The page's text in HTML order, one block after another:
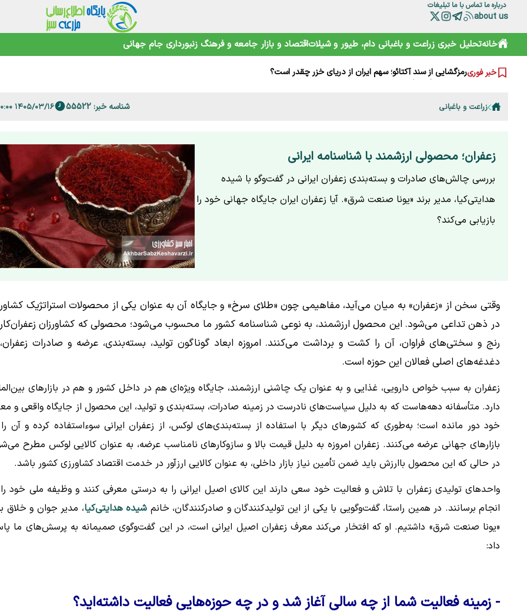
درباره ما تماس با ما تبلیغات
about us
خانهتحلیل خبری زراعت و باغبانی دام، طیور و شیلاتاقتصاد و بازار جامعه و فرهنگ زنبورداری جام جهانی
خبر فوری
چرا مصرف نان سبوس‌دار مفیدتر است؟
گرانی‌های فعلی نتیجه جنگ است یا بی‌تدبیری؟ پاسخ صریح لاهوتی
خامیز؛ کارپاچیوی ۱۵۰۰ ساله ساسانی که شما را غافلگیر می‌کند!
رمزگشایی از سند آکتائو؛ سهم ایران از دریای خزر چقدر است؟
سقوط آزاد گردشگری ایران؛ قربانی رانت دولتی و تحریم
خرید آسان «ناس» در سوپرمارکت‌ها؛ دامی دلربا برای کودکان
زراعت و باغبانی شناسه خبر: 55522 ۱۴۰۵/۰۳/۱۶ ۱۰:۰۰:۰۰
زعفران؛ محصولی ارزشمند با شناسنامه ایرانی
بررسی چالش‌های صادرات و بسته‌بندی زعفران ایرانی در گفت‌وگو با شیده
هدایتی‌کیا، مدیر برند «یونا صنعت شرق». آیا زعفران ایران جایگاه جهانی خود را
بازیابی می‌کند؟
وقتی سخن از «زعفران» به میان می‌آید، مفاهیمی چون «طلای سرخ» و جایگاه آن به عنوان یکی از محصولات استراتژیک
در ذهن تداعی می‌شود. این محصول ارزشمند، به نوعی شناسنامه کشور ما محسوب می‌شود؛ محصولی که کشاورزان زعفران‌کار
رنج و سختی‌های فراوان، آن را کشت و برداشت می‌کنند. امروزه ابعاد گوناگون تولید، بسته‌بندی، عرضه و صادرات
دغدغه‌های اصلی فعالان این حوزه است.
زعفران به سبب خواص دارویی، غذایی و به عنوان یک چاشنی ارزشمند، جایگاه ویژه‌ای هم در داخل کشور و هم در بازارهای
دارد. متأسفانه دهه‌هاست که به دلیل سیاست‌های نادرست در زمینه صادرات، بسته‌بندی و تولید، این محصول از جایگاه واقعی و
خود دور مانده است؛ به‌طوری که کشورهای دیگر با استفاده از بسته‌بندی‌های لوکس، از زعفران ایرانی سوءاستفاده کرده و آن
بازارهای جهانی عرضه می‌کنند. زعفران امروزه به دلیل قیمت بالا و سازوکارهای نامناسب عرضه، به عنوان کالایی لوکس مطرح
در حالی که این محصول باارزش باید ضمن تأمین نیاز بازار داخلی، به عنوان کالایی ارزآور در خدمت اقتصاد کشاورزی کشور باشد.
واحدهای تولیدی زعفران با تلاش و فعالیت خود سعی دارند این کالای اصیل ایرانی را به درستی معرفی کنند و وظیفه ملی خود
انجام برسانند. در همین راستا، گفت‌وگویی با یکی از این تولیدکنندگان و صادرکنندگان، خانم شیده هدایتی‌کیا، مدیر جوان و خلاق
«یونا صنعت شرق» داشتیم. او که افتخار می‌کند معرف زعفران اصیل ایرانی است، در این گفت‌وگوی صمیمانه به پرسش‌های ما
داد:
- زمینه فعالیت شما از چه سالی آغاز شد و در چه حوزه‌هایی فعالیت داشته‌اید؟